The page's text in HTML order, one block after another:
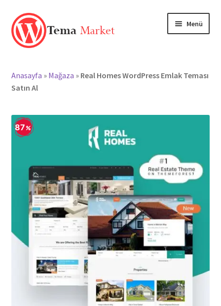
Dolaşıma
geç
İçeriğe
geç
Menü
Mağaza
TEMALAR
EKLENTİLER
Markalar
Hesabım
Anasayfa » Mağaza » Real Homes WordPress Emlak Teması
Satın Al
87